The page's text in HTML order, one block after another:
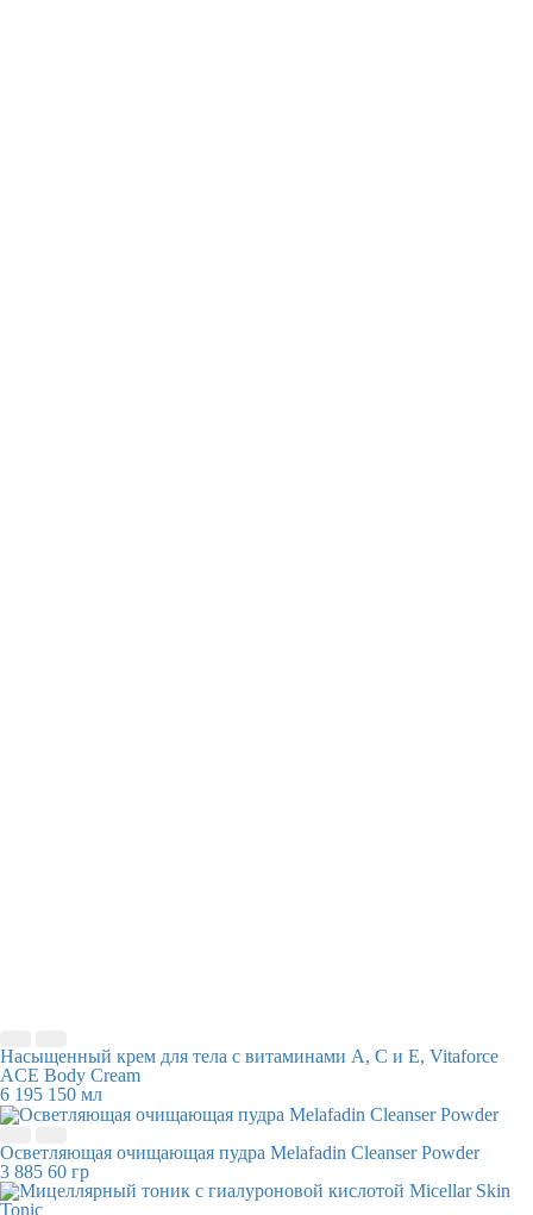
Насыщенный крем для тела с витаминами А, С и Е, Vitaforce
ACE Body Cream
6 195 150 мл
Осветляющая очищающая пудра Melafadin Cleanser Powder
3 885 60 гр